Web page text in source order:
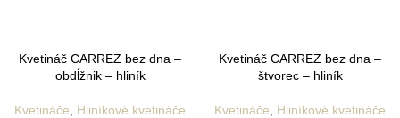
Kvetináč CARREZ bez dna –
obdĺžnik – hliník
Kvetináče, Hliníkové kvetináče
Kvetináč CARREZ bez dna –
štvorec – hliník
Kvetináče, Hliníkové kvetináče